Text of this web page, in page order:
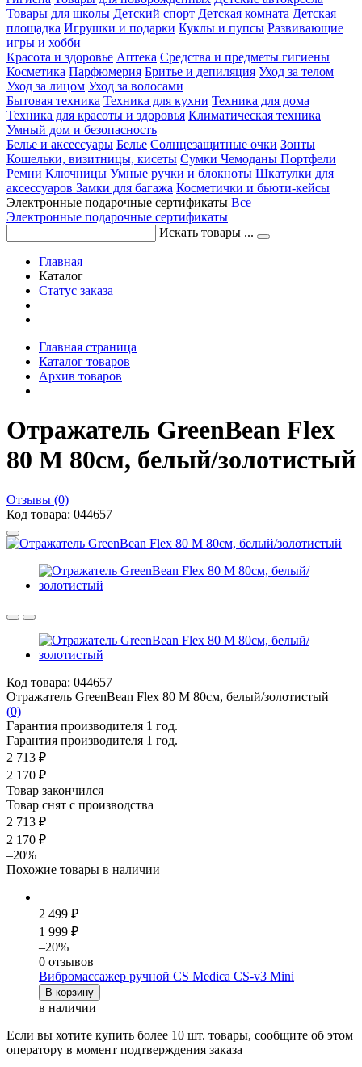
Товары для школы Детский спорт Детская комната Детская
площадка Игрушки и подарки Куклы и пупсы Развивающие
игры и хобби
Красота и здоровье Аптека Средства и предметы гигиены
Косметика Парфюмерия Бритье и депиляция Уход за телом
Уход за лицом Уход за волосами
Бытовая техника Техника для кухни Техника для дома
Техника для красоты и здоровья Климатическая техника
Умный дом и безопасность
Белье и аксессуары Белье Солнцезащитные очки Зонты
Кошельки, визитницы, кисеты Сумки Чемоданы Портфели
Ремни Ключницы Умные ручки и блокноты Шкатулки для
аксессуаров Замки для багажа Косметички и бьюти-кейсы
Электронные подарочные сертификаты Все
Электронные подарочные сертификаты
Искать товары ...
Главная
Каталог
Статус заказа
Главная страница
Каталог товаров
Архив товаров
Отражатель GreenBean Flex
80 M 80см, белый/золотистый
Отзывы (0)
Код товара: 044657
Код товара: 044657
Отражатель GreenBean Flex 80 M 80см, белый/золотистый
(0)
Гарантия производителя 1 год.
Гарантия производителя 1 год.
2 713 ₽
2 170 ₽
Товар закончился
Товар снят с производства
2 713 ₽
2 170 ₽
–20%
Похожие товары в наличии
2 499 ₽
1 999 ₽
–20%
0 отзывов
Вибромассажер ручной CS Medica CS-v3 Mini
В корзину
в наличии
Если вы хотите купить более 10 шт. товары, сообщите об этом
оператору в момент подтверждения заказа